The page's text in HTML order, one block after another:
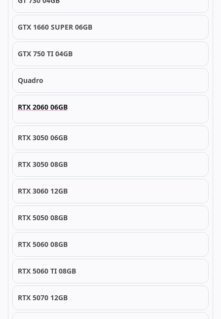
GTX 1660 SUPER 06GB
GTX 750 TI 04GB
Quadro
RTX 2060 06GB
RTX 3050 06GB
RTX 3050 08GB
RTX 3060 12GB
RTX 5050 08GB
RTX 5060 08GB
RTX 5060 TI 08GB
RTX 5070 12GB